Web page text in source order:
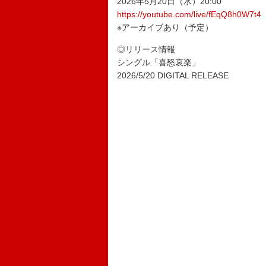
https://youtube.com/live/fEqQ8h0W7t4
※アーカイ
◎リリース情報
シングル「喜怒哀楽」
2026/5/20 DIGITAL RELEASE